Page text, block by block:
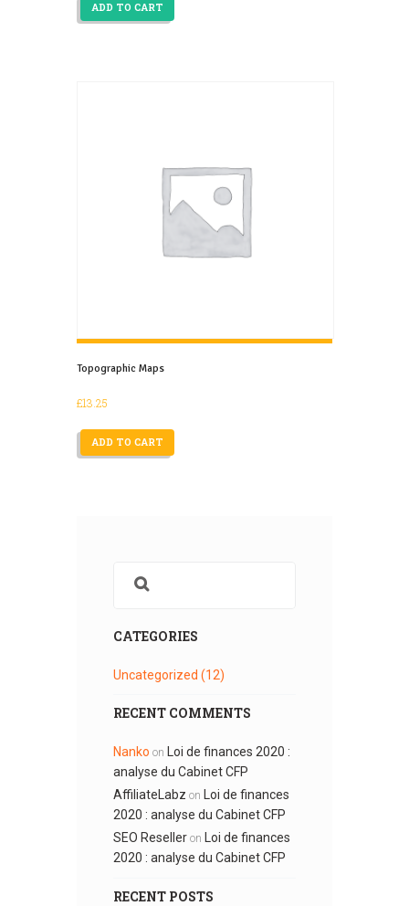
ADD TO CART
Topographic Maps
£13.25
ADD TO CART
CATEGORIES
Uncategorized (12)
RECENT COMMENTS
Nanko on
Loi de finances 2020 :
analyse du Cabinet CFP
AffiliateLabz on
Loi de finances
2020 : analyse du Cabinet CFP
SEO Reseller on
Loi de finances
2020 : analyse du Cabinet CFP
RECENT POSTS